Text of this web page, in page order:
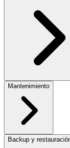
Mantenimiento
Backup y